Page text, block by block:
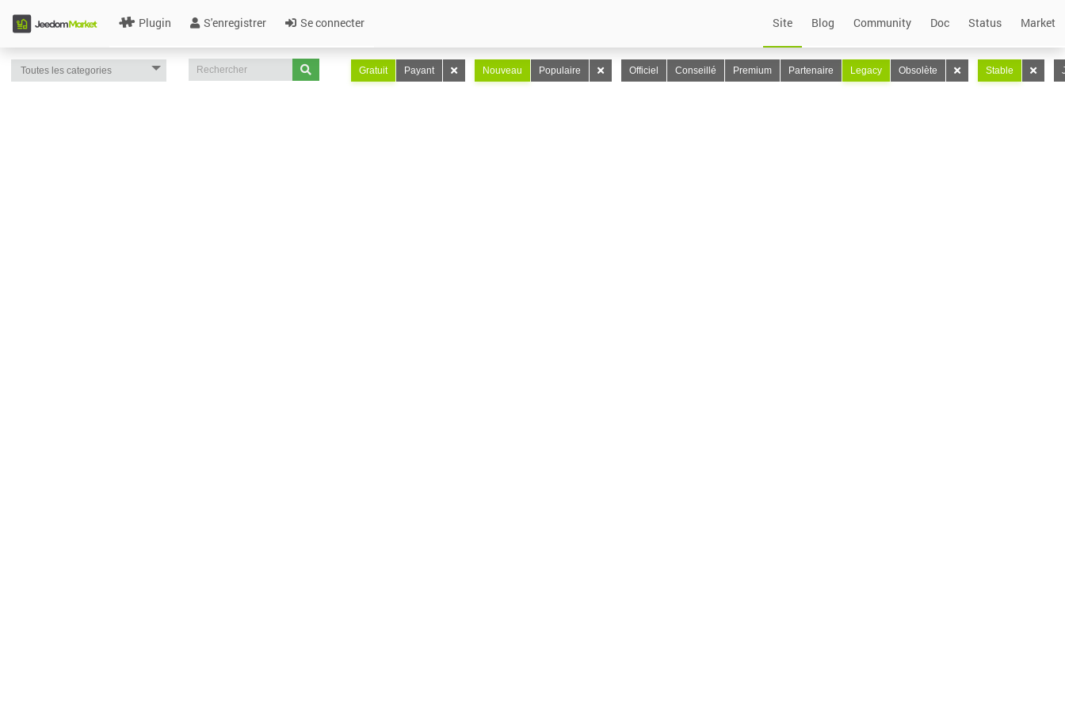
Plugin S'enregistrer Se connecter Site Blog Community Doc Status Market
Gratuit Payant Nouveau Populaire Officiel Conseillé Premium Partenaire Legacy Obsolète Stable